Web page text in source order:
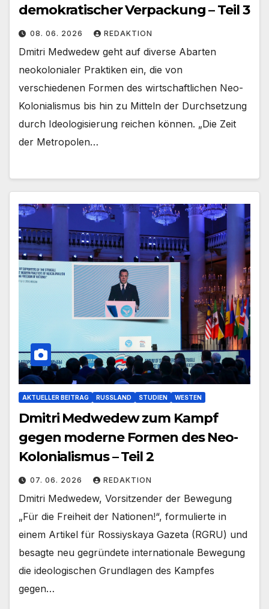
demokratischer Verpackung – Teil 3
08. 06. 2026 REDAKTION
Dmitri Medwedew geht auf diverse Abarten
neokolonialer Praktiken ein, die von
verschiedenen Formen des wirtschaftlichen Neo-
Kolonialismus bis hin zu Mitteln der Durchsetzung
durch Ideologisierung reichen können. „Die Zeit
der Metropolen…
AKTUELLER BEITRAG RUSSLAND STUDIEN WESTEN
Dmitri Medwedew zum Kampf
gegen moderne Formen des Neo-
Kolonialismus – Teil 2
07. 06. 2026 REDAKTION
Dmitri Medwedew, Vorsitzender der Bewegung
„Für die Freiheit der Nationen!“, formulierte in
einem Artikel für Rossiyskaya Gazeta (RGRU) und
besagte neu gegründete internationale Bewegung
die ideologischen Grundlagen des Kampfes
gegen…